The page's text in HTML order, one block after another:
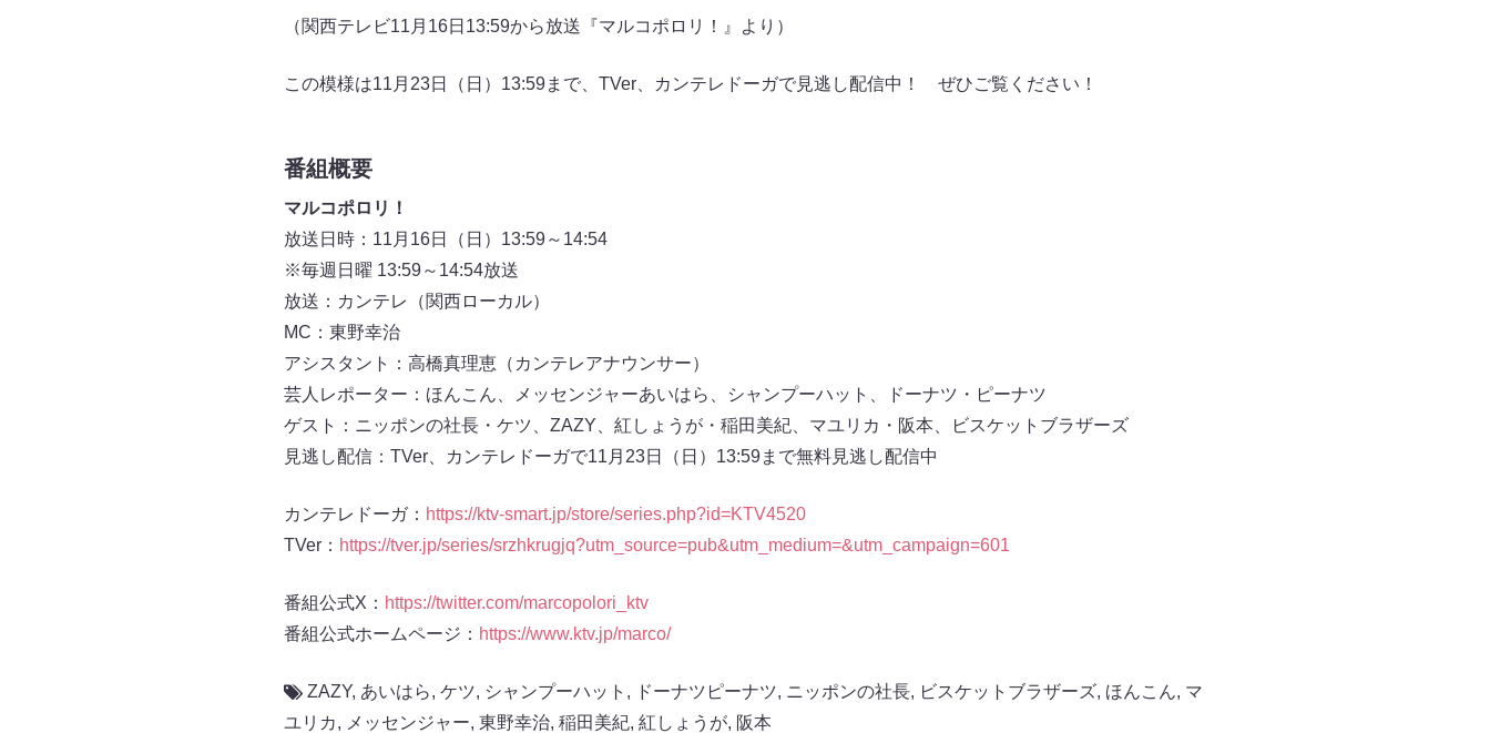
（関西テレビ11月16日13:59から放送『マルコポロリ！』より）
この模様は11月23日（日）13:59まで、TVer、カンテレドーガで見逃し配信中！ ぜひご覧ください！
番組概要
マルコポロリ！
放送日時：11月16日（日）13:59～14:54
※毎週日曜 13:59～14:54放送
放送：カンテレ（関西ローカル）
MC：東野幸治
アシスタント：高橋真理恵（カンテレアナウンサー）
芸人レポーター：ほんこん、メッセンジャーあいはら、シャンプーハット、ドーナツ・ピーナツ
ゲスト：ニッポンの社長・ケツ、ZAZY、紅しょうが・稲田美紀、マユリカ・阪本、ビスケットブラザーズ
見逃し配信：TVer、カンテレドーガで11月23日（日）13:59まで無料見逃し配信中
カンテレドーガ： https://ktv-smart.jp/store/series.php?id=KTV4520
TVer： https://tver.jp/series/srzhkrugjq?utm_source=pub&utm_medium=&utm_campaign=601
番組公式X： https://twitter.com/marcopolori_ktv
番組公式ホームページ： https://www.ktv.jp/marco/
ZAZY, あいはら, ケツ, シャンプーハット , ドーナツピーナツ, ニッポンの社長, ビスケットブラザーズ, ほんこん, マ
ユリカ, メッセンジャー, 東野幸治, 稲田美紀, 紅しょうが, 阪本